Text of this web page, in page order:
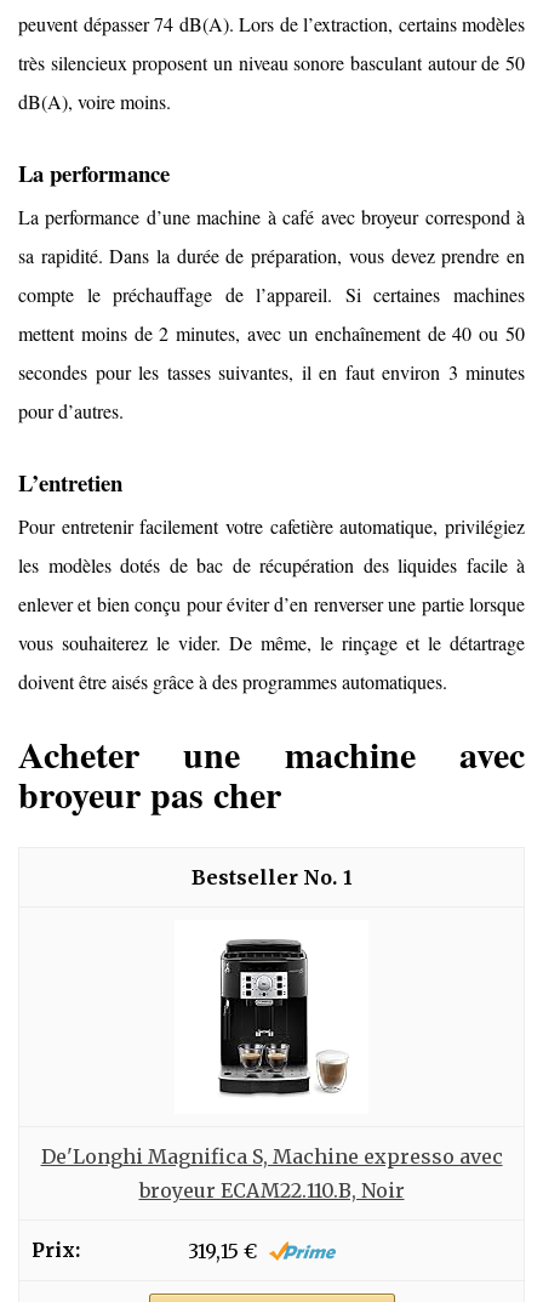
peuvent dépasser 74 dB(A). Lors de l’extraction, certains modèles
très silencieux proposent un niveau sonore basculant autour de 50
dB(A), voire moins.
La performance
La performance d’une machine à café avec broyeur correspond à
sa rapidité. Dans la durée de préparation, vous devez prendre en
compte le préchauffage de l’appareil. Si certaines machines
mettent moins de 2 minutes, avec un enchaînement de 40 ou 50
secondes pour les tasses suivantes, il en faut environ 3 minutes
pour d’autres.
L’entretien
Pour entretenir facilement votre cafetière automatique, privilégiez
les modèles dotés de bac de récupération des liquides facile à
enlever et bien conçu pour éviter d’en renverser une partie lorsque
vous souhaiterez le vider. De même, le rinçage et le détartrage
doivent être aisés grâce à des programmes automatiques.
Acheter une machine avec
broyeur pas cher
1
De'Longhi Magnifica S, Machine expresso avec
broyeur ECAM22.110.B, Noir
319,15 €